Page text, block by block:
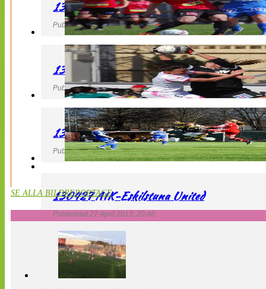
130427 LB 07 – QBIK
Publicerad 27 April 2013, 22:40
130427 IF Limhamn Bunkeflo – QBIK
Publicerad 27 April 2013, 21:10
130427 LdB FC Malmö – Mallbackens IF
Publicerad 27 April 2013, 20:54
130427 AIK-Eskilstuna United
Publicerad 27 April 2013, 20:48
SE ALLA BILDREPORTAGE